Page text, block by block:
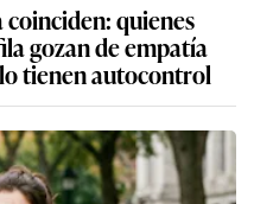
quienes
gozan de empatía
tienen autocontrol